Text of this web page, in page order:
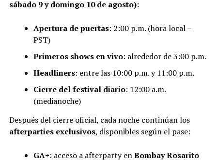
sábado 9 y domingo 10 de agosto):
Apertura de puertas: 2:00 p.m. (hora local –
PST)
Primeros shows en vivo: alrededor de 3:00 p.m.
Headliners: entre las 10:00 p.m. y 11:00 p.m.
Cierre del festival diario: 12:00 a.m.
(medianoche)
Después del cierre oficial, cada noche continúan los
afterparties exclusivos, disponibles según el pase:
GA+: acceso a afterparty enBombay Rosarito